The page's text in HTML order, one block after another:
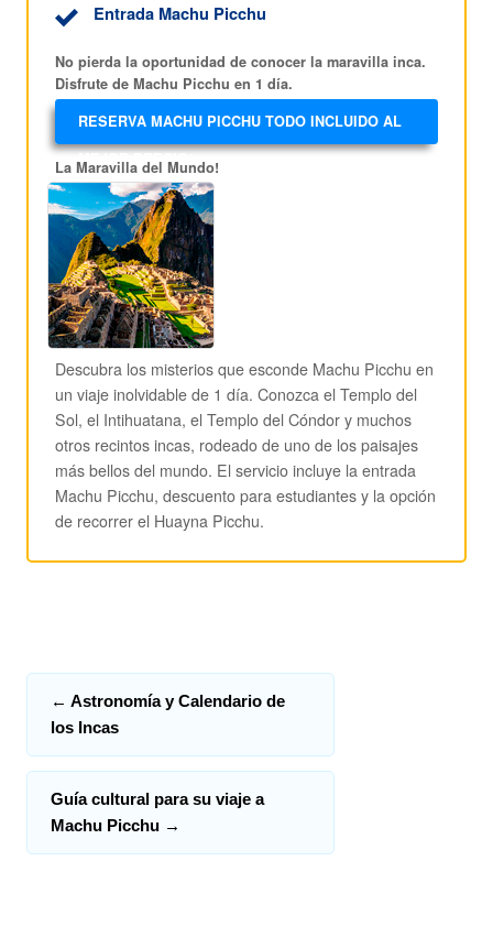
Entrada Machu Picchu
No pierda la oportunidad de conocer la maravilla inca.
Disfrute de Machu Picchu en 1 día.
RESERVA MACHU PICCHU TODO INCLUIDO AL
MEJOR PRECIO!
La Maravilla del Mundo!
Descubra los misterios que esconde Machu Picchu en
un viaje inolvidable de 1 día. Conozca el Templo del
Sol, el Intihuatana, el Templo del Cóndor y muchos
otros recintos incas, rodeado de uno de los paisajes
más bellos del mundo. El servicio incluye la entrada
Machu Picchu, descuento para estudiantes y la opción
de recorrer el Huayna Picchu.
← Astronomía y Calendario de
los Incas
Guía cultural para su viaje a
Machu Picchu →